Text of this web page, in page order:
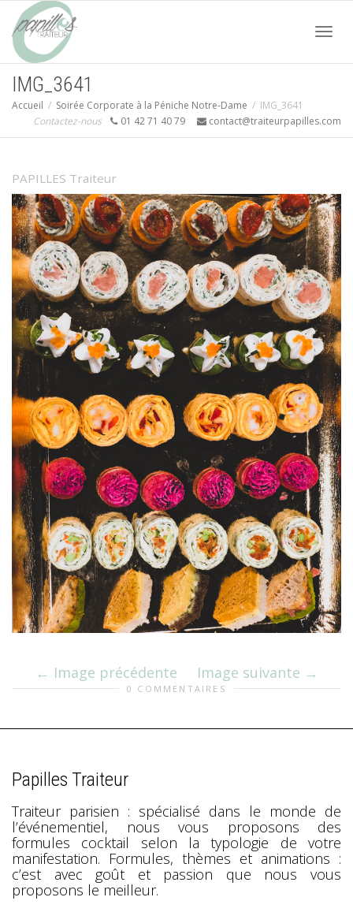
IMG_3641
Accueil Soirée Corporate à la Péniche Notre-Dame
IMG_3641
Contactez-nous
01 42 71 40 79 contact@traiteurpapilles.com
PAPILLES Traiteur
Image précédente Image suivante
0 COMMENTAIRES
Papilles Traiteur
Traiteur parisien : spécialisé dans le monde de
l’événementiel, nous vous proposons des
formules cocktail selon la typologie de votre
manifestation. Formules, thèmes et animations :
c’est avec goût et passion que nous vous
proposons le meilleur.